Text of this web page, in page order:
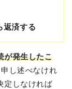
返済する
が発生したこ
し述べなけれ
定しなければ